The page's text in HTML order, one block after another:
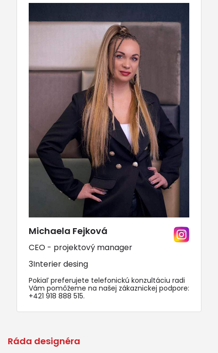
Ráda designéra
Michaela Fejková
CEO - projektový manager
3Interier desing
Pokiaľ preferujete telefonickú konzultáciu radi
Vám pomôžeme na našej zákaznickej podpore:
+421 918 888 515.